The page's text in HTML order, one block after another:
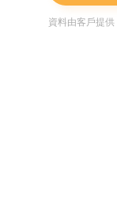
資料由客戶提供